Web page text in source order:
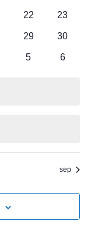
0
22
0
23
0
29
0
30
0
5
0
6
sep